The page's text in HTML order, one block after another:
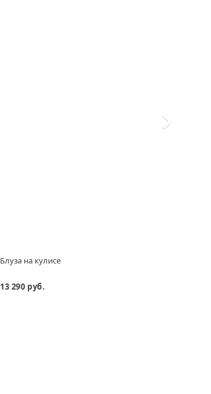
Блуза на кулисе
13 290 руб.